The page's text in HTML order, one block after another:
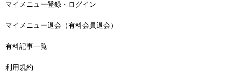
マイメニュー登録・ログイン
マイメニュー退会（有料会員退会）
有料記事一覧
利用規約